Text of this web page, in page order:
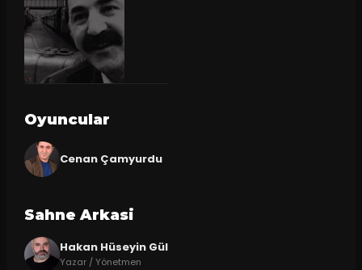
Oyuncular
Cenan Çamyurdu
Sahne Arkasi
Hakan Hüseyin Gül
Yazar / Yönetmen